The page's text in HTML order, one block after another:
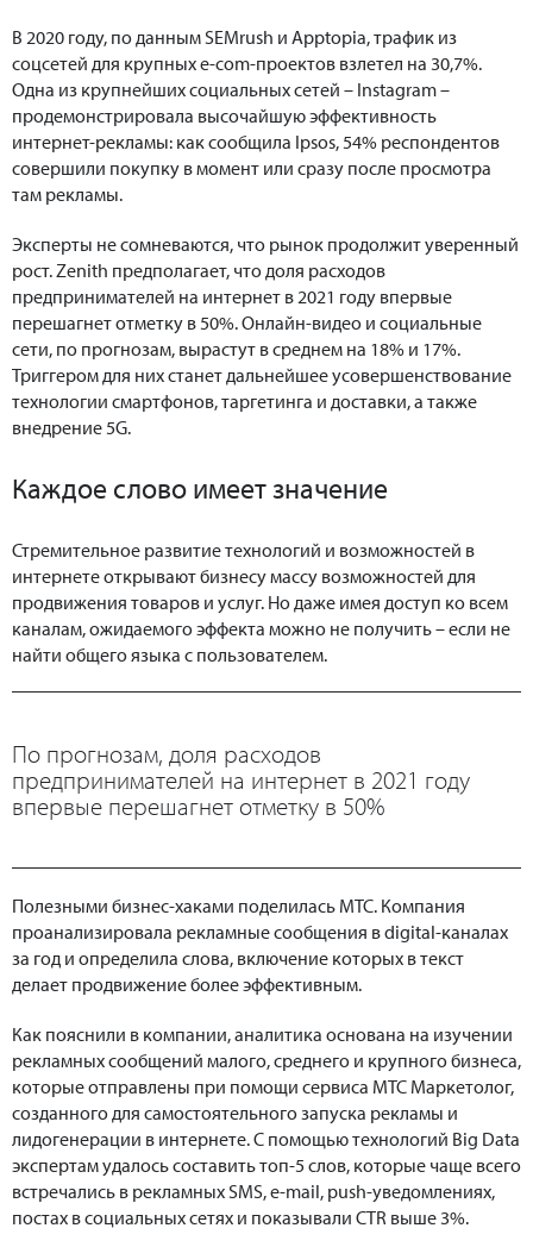
В 2020 году, по данным SEMrush и Apptopia, трафик из
соцсетей для крупных e-com-проектов взлетел на 30,7%.
Одна из крупнейших социальных сетей – Instagram –
продемонстрировала высочайшую эффективность
интернет-рекламы: как сообщила Ipsos, 54% респондентов
совершили покупку в момент или сразу после просмотра
там рекламы.
Эксперты не сомневаются, что рынок продолжит уверенный
рост. Zenith предполагает, что доля расходов
предпринимателей на интернет в 2021 году впервые
перешагнет отметку в 50%. Онлайн-видео и социальные
сети, по прогнозам, вырастут в среднем на 18% и 17%.
Триггером для них станет дальнейшее усовершенствование
технологии смартфонов, таргетинга и доставки, а также
внедрение 5G.
Каждое слово имеет значение
Стремительное развитие технологий и возможностей в
интернете открывают бизнесу массу возможностей для
продвижения товаров и услуг. Но даже имея доступ ко всем
каналам, ожидаемого эффекта можно не получить – если не
найти общего языка с пользователем.
По прогнозам, доля расходов
предпринимателей на интернет в 2021 году
впервые перешагнет отметку в 50%
Полезными бизнес-хаками поделилась МТС. Компания
проанализировала рекламные сообщения в digital-каналах
за год и определила слова, включение которых в текст
делает продвижение более эффективным.
Как пояснили в компании, аналитика основана на изучении
рекламных сообщений малого, среднего и крупного бизнеса,
которые отправлены при помощи сервиса МТС Маркетолог,
созданного для самостоятельного запуска рекламы и
лидогенерации в интернете. С помощью технологий Big Data
экспертам удалось составить топ-5 слов, которые чаще всего
встречались в рекламных SMS, e-mail, push-уведомлениях,
постах в социальных сетях и показывали CTR выше 3%.